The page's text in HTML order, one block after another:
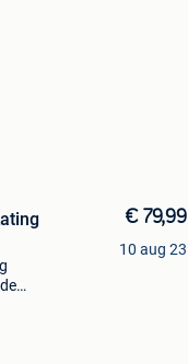
€ 79,99
10 aug 23